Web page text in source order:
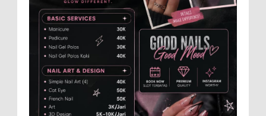
Pertandingan sepakbola antara Tim
Indonesia dan Vietnam tidak dilewatkan
begitu saha oleh penggemar bola, termasuk karang
taruna bahkan mere...
Santri Milenial Siap Sukseskan Program
PTSL
Bupati Jember Gus Fawait bangga di